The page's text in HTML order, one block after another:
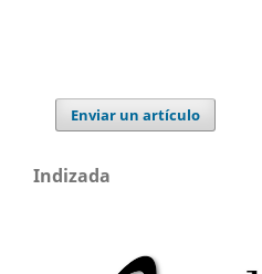
Enviar un artículo
Indizada